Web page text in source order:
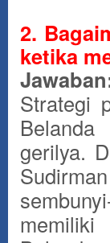
2.
ketika
Strategi
gerilya.